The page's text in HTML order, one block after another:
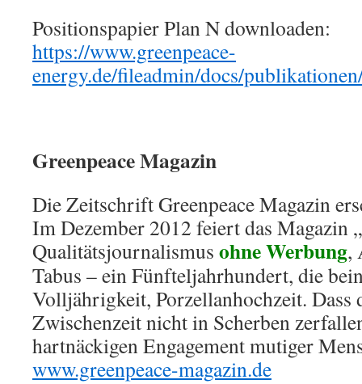
Positionspapier Plan N downloaden:
https://www.greenpeace-
energy.de/fileadmin/docs/
Greenpeace Magazin
Die Zeitschrift Greenpeace Magazin
Im Dezember 2012 feiert das Magazin
Qualitätsjournalismus ohne Werbung,
Tabus – ein Fünfteljahrhundert, die
Volljährigkeit, Porzellanhochzeit. Dass
Zwischenzeit nicht in Scherben
hartnäckigen Engagement mutiger
www.greenpeace-magazin.de